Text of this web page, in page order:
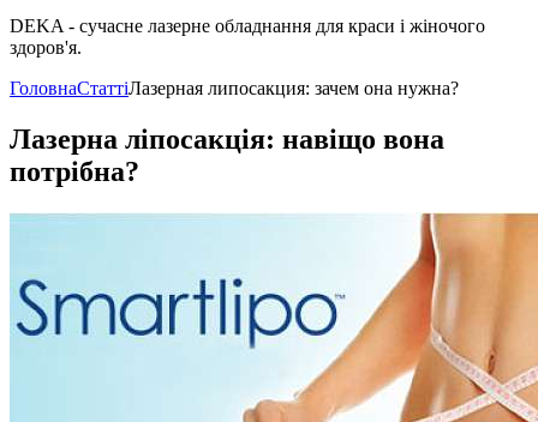
DEKA - сучасне лазерне обладнання для краси і жіночого
здоров'я.
ГоловнаСтаттіЛазерная липосакция: зачем она нужна?
Лазерна ліпосакція: навіщо вона
потрібна?